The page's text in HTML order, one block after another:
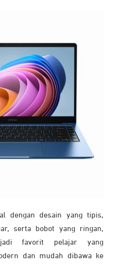
dengan desain yang tipis,
serta bobot yang ringan,
favorit pelajar yang
dan mudah dibawa ke